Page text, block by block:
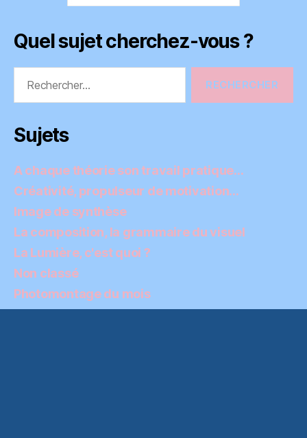
Quel sujet cherchez-vous ?
Sujets
A chaque théorie son travail pratique…
Créativité, propulseur de motivation…
Image de synthèse
La composition, la grammaire du visuel
La Lumière, c'est quoi ?
Non classé
Photomontage du mois
Photomontage et post-traitement